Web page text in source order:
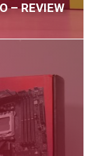
– REVIEW